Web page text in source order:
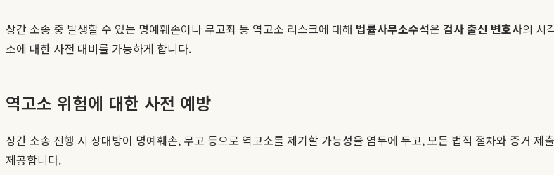
상간 소송 중 발생할 수 있는 명예훼손이나 무고죄 등 역고소 리스크에 대해 법률사무소수석은 검사 출신 변호사의 시
소에 대한 사전 대비를 가능하게 합니다.
역고소 위험에 대한 사전 예방
상간 소송 진행 시 상대방이 명예훼손, 무고 등으로 역고소를 제기할 가능성을 염두에 두고, 모든 법적 절차와 증거
제공합니다.